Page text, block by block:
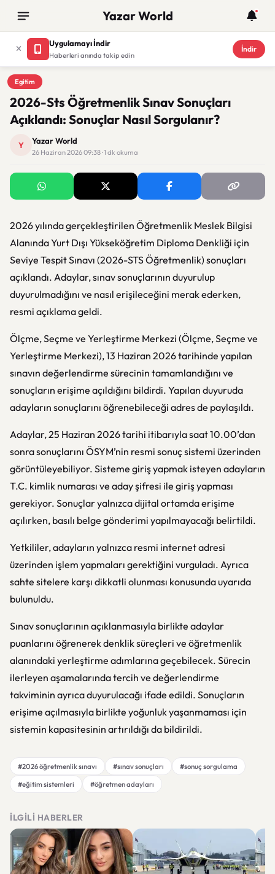
Yazar World
Uygulamayı İndir
Haberleri anında takip edin
İndir
Egitim
Egitim
2026-Sts Öğretmenlik Sınav Sonuçları
Açıklandı: Sonuçlar Nasıl Sorgulanır?
Y Yazar World
26 Haziran 2026 09:38 · 1 dk okuma
2026 yılında gerçekleştirilen Öğretmenlik Meslek Bilgisi
Alanında Yurt Dışı Yükseköğretim Diploma Denkliği için
Seviye Tespit Sınavı (2026-STS Öğretmenlik) sonuçları
açıklandı. Adaylar, sınav sonuçlarının duyurulup
duyurulmadığını ve nasıl erişileceğini merak ederken,
resmi açıklama geldi.
Ölçme, Seçme ve Yerleştirme Merkezi (Ölçme, Seçme ve
Yerleştirme Merkezi), 13 Haziran 2026 tarihinde yapılan
sınavın değerlendirme sürecinin tamamlandığını ve
sonuçların erişime açıldığını bildirdi. Yapılan duyuruda
adayların sonuçlarını öğrenebileceği adres de paylaşıldı.
Adaylar, 25 Haziran 2026 tarihi itibarıyla saat 10.00’dan
sonra sonuçlarını ÖSYM’nin resmi sonuç sistemi üzerinden
görüntüleyebiliyor. Sisteme giriş yapmak isteyen adayların
T.C. kimlik numarası ve aday şifresi ile giriş yapması
gerekiyor. Sonuçlar yalnızca dijital ortamda erişime
açılırken, basılı belge gönderimi yapılmayacağı belirtildi.
Yetkililer, adayların yalnızca resmi internet adresi
üzerinden işlem yapmaları gerektiğini vurguladı. Ayrıca
sahte sitelere karşı dikkatli olunması konusunda uyarıda
bulunuldu.
Sınav sonuçlarının açıklanmasıyla birlikte adaylar
puanlarını öğrenerek denklik süreçleri ve öğretmenlik
alanındaki yerleştirme adımlarına geçebilecek. Sürecin
ilerleyen aşamalarında tercih ve değerlendirme
takviminin ayrıca duyurulacağı ifade edildi. Sonuçların
erişime açılmasıyla birlikte yoğunluk yaşanmaması için
sistemin kapasitesinin artırıldığı da bildirildi.
#2026 öğretmenlik sınavı #sınav sonuçları
#sonuç sorgulama
#eğitim sistemleri
#öğretmen adayları
İLGILI HABERLER